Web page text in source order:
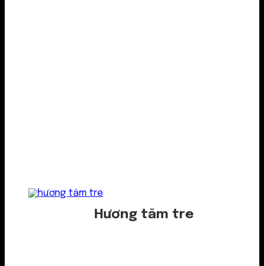
Hương tăm tre